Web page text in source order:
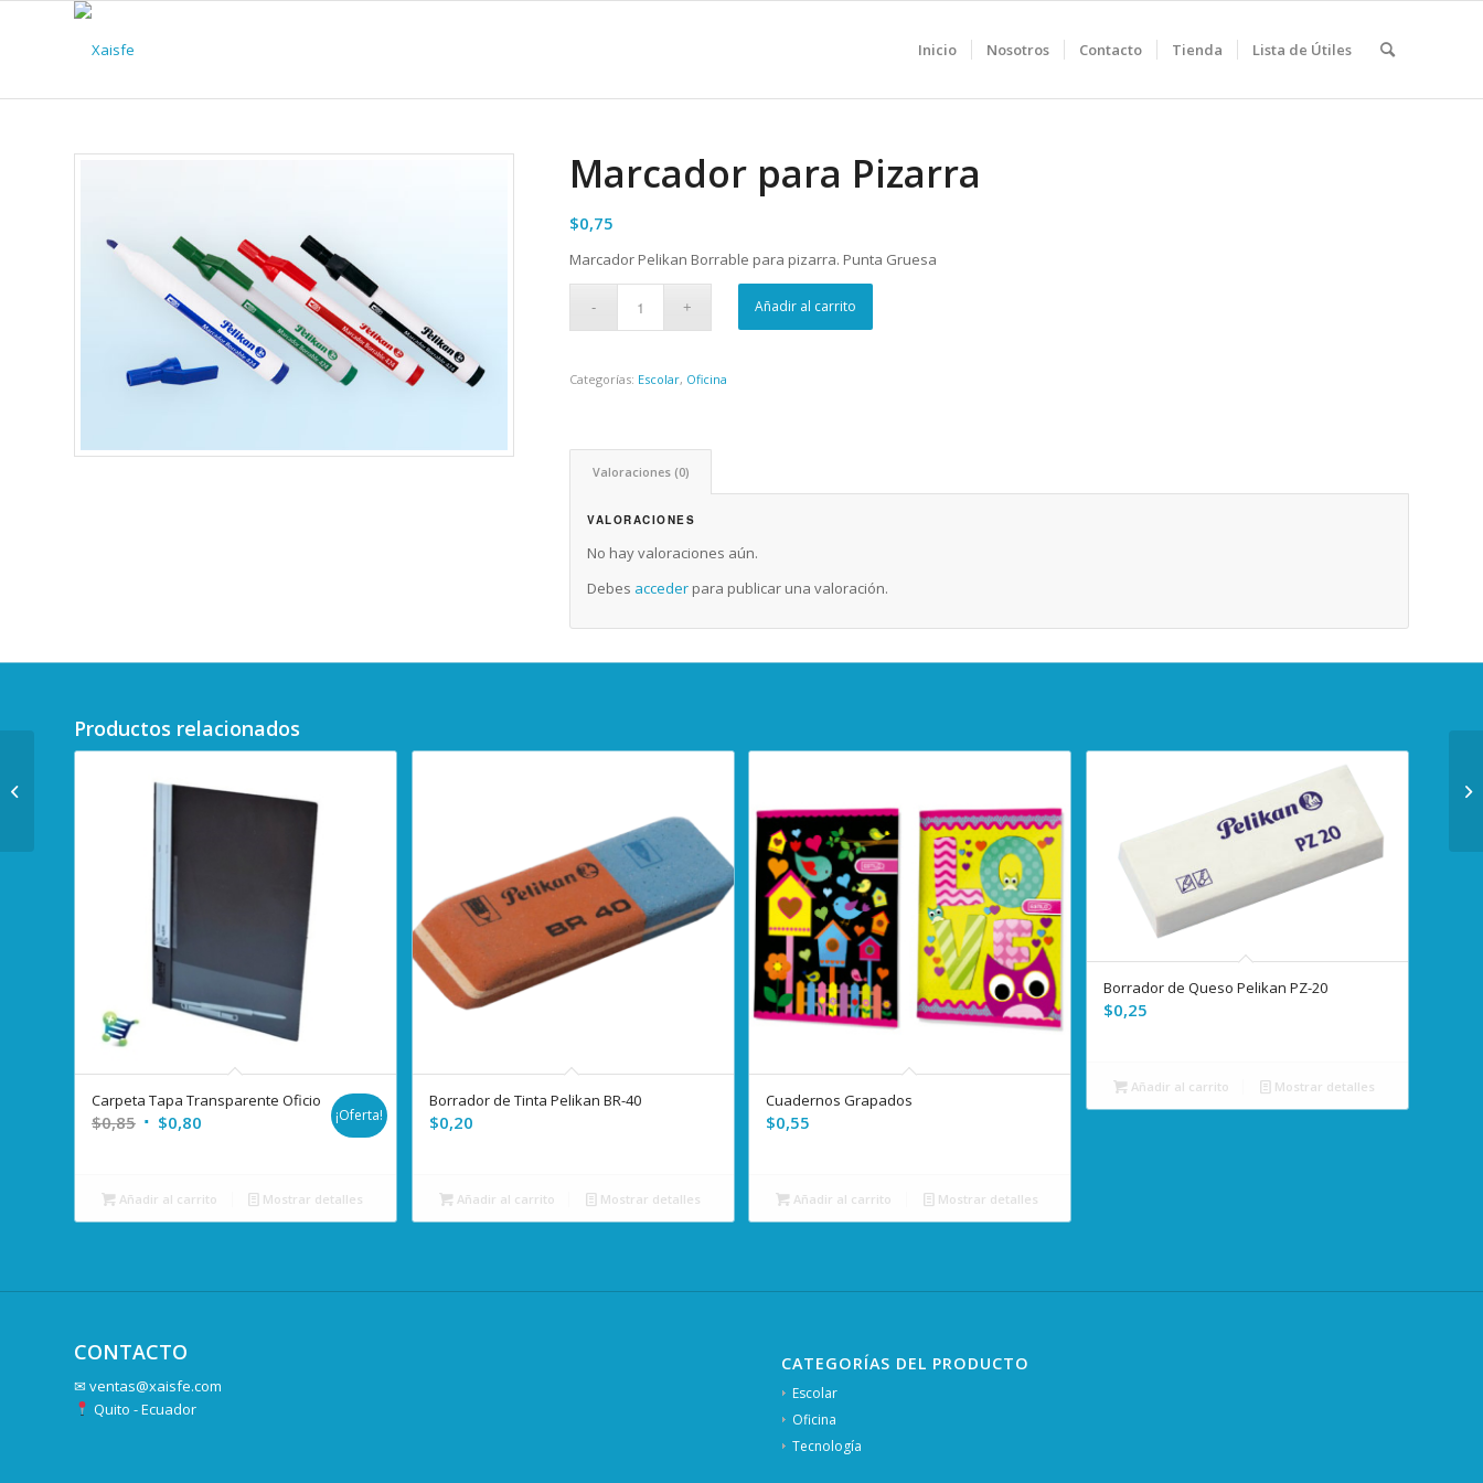
Inicio Nosotros Contacto Tienda Lista de Útiles
Marcador para Pizarra
$0,75
Marcador Pelikan Borrable para pizarra. Punta Gruesa
Añadir al carrito
Categorías: Escolar, Oficina
Valoraciones (0)
VALORACIONES
No hay valoraciones aún.
Debes acceder para publicar una valoración.
Productos relacionados
Carpeta Tapa Transparente Oficio
$0,85 El
era:
$0,85.
$0,80
es:
$0,80.
¡Oferta!
Añadir al carrito Mostrar detalles
Borrador de Tinta Pelikan BR-40
$0,20
Añadir al carrito Mostrar detalles
Cuadernos Grapados
$0,55
Añadir al carrito Mostrar detalles
Borrador de Queso Pelikan PZ-20
$0,25
Añadir al carrito Mostrar detalles
CONTACTO
✉ ventas@xaisfe.com
Quito - Ecuador
CATEGORÍAS DEL PRODUCTO
Escolar
Oficina
Tecnología
Marcador Carioca 6